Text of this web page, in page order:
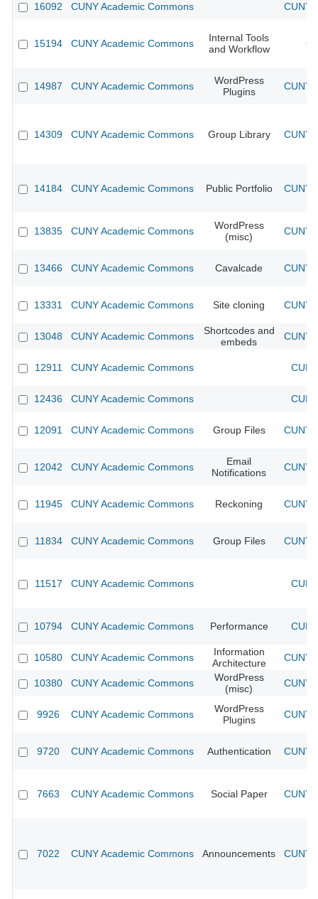
16092 CUNY Academic Commons CUNY
15194 CUNY Academic Commons
Internal Tools
and Workflow
14987 CUNY Academic Commons
WordPress
Plugins
CUNY
14309 CUNY Academic Commons Group Library CUNY
14184 CUNY Academic Commons Public Portfolio CUNY
13835 CUNY Academic Commons
WordPress
(misc)
CUNY
13466 CUNY Academic Commons Cavalcade CUNY
13331 CUNY Academic Commons Site cloning CUNY
13048 CUNY Academic Commons
Shortcodes and
embeds
CUNY
12911 CUNY Academic Commons
12436 CUNY Academic Commons
12091 CUNY Academic Commons Group Files CUNY
12042 CUNY Academic Commons
Email
Notifications
CUNY
11945 CUNY Academic Commons Reckoning CUNY
11834 CUNY Academic Commons Group Files CUNY
11517 CUNY Academic Commons
10794 CUNY Academic Commons Performance
10580 CUNY Academic Commons
Information
Architecture
CUNY
10380 CUNY Academic Commons
WordPress
(misc)
CUNY
9926 CUNY Academic Commons
WordPress
Plugins
CUNY
9720 CUNY Academic Commons Authentication CUNY
7663 CUNY Academic Commons Social Paper CUNY
7022 CUNY Academic Commons Announcements CUNY